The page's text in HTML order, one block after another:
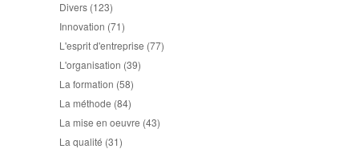
Divers (123)
Innovation (71)
L'esprit d'entreprise (77)
L'organisation (39)
La formation (58)
La méthode (84)
La mise en oeuvre (43)
La qualité (31)